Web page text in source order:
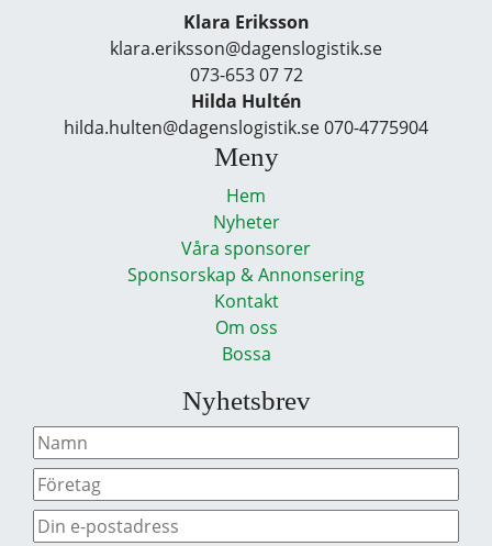
Klara Eriksson
klara.eriksson@dagenslogistik.se
073-653 07 72
Hilda Hultén
hilda.hulten@dagenslogistik.se 070-4775904
Meny
Hem
Nyheter
Våra sponsorer
Sponsorskap & Annonsering
Kontakt
Om oss
Bossa
Nyhetsbrev